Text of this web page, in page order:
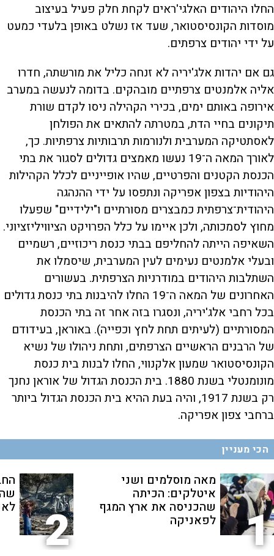
החלו היהודים האלגי'ראים לקחת חלק פעיל בעיצוב
מוסדות הקונסיסטואר, שעד אז נשלט באופן בלעדי כמעט
על ידי יהודים צרפתים.
גם אם יהדות אלג'יריה לא זנחה כליל את מורשתה, חדרו
אליה אלמנטים צרפתיים מובהקים. בדומה לנעשה במערב
אירופה באותם ימים, בכירי הקהילה ניסו לקדם שורת
תיקונים בחיי הדת, במטרתה להתאים את הפולחן
לאסתטיקה המערבית ולנורמות תרבותיות צרפתיות. כך,
לאורך המאה ה־19 נעשו מאמצים גדולים לסגור את בתי
הכנסת הקטנים והפרטיים, שהיו אופייניים לכלל הקהילות
היהודיות בצפון אפריקה ונתפסו על ידי ההנהגה
היהודית־צרפתית כמבצרים מסורתיים ו"ילידיים" שפעלו
מחוץ לסמכותה, ולכן איימו על כלל הפרויקט הציוויליזציוני.
השאיפה הייתה להחליפם בבתי כנסת ריכוזיים, רשמיים
ובעלי אלמנטים נעימים לעין המערבית, שיסמלו את
השתלבות היהודים במודרניות הצרפתית. בעשורים
האחרונים של המאה ה־19 החלו להיבנות בתי כנסת גדולים
בכל רחבי אלג'יריה, ונסגרו בזה אחר זה בתי הכנסת
המסורתיים (לעיתים תחת לחץ וכפייה). באוראן, בעידודם
של הרבנים הראשיים הצרפתים, ותחת ניהולו של נשיא
הקונסיסטואר שמעון אלקנווי, החלו לבנות בית כנסת
מונומנטלי בשנת 1880. בית הכנסת הגדול של אוראן נחנך
רק בשנת 1917, והיה בעת ההיא בית הכנסת הגדול ביותר
ברחבי צפון אפריקה.
הכי מעניין
1
מאה מוסלמים ושני
איטלקים: הכיתה
שהכניסה את ארץ המגף
לפאניקה 2